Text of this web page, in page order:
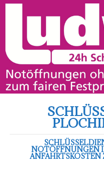
NOTÖFFNUNGEN
ANFAHRTSKOSTEN